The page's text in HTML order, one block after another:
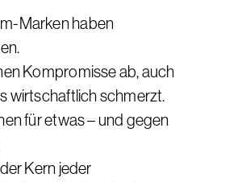
Marken haben
Kompromisse ab, auch
wirtschaftlich schmerzt.
für etwas – und gegen
Kern jeder